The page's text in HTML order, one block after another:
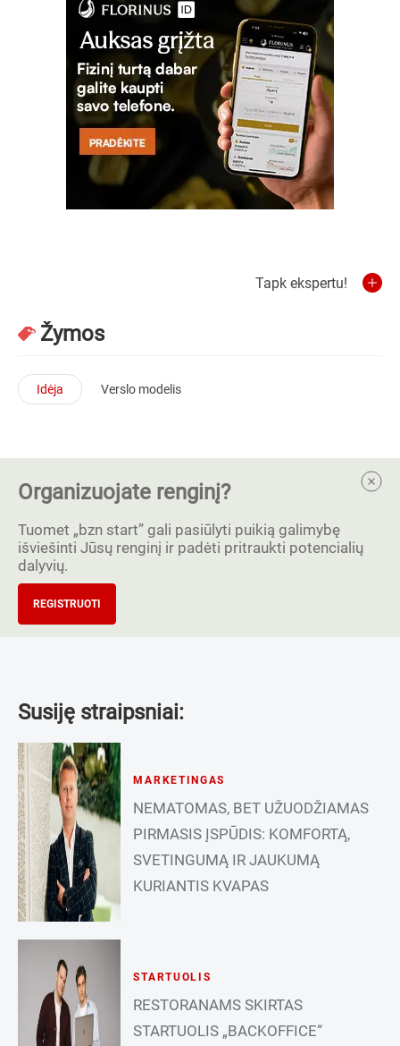
Tapk ekspertu!
Žymos
Idėja Verslo modelis
Organizuojate renginį?
Tuomet „bzn start” gali pasiūlyti puikią galimybę
išviešinti Jūsų renginį ir padėti pritraukti potencialių
dalyvių.
REGISTRUOTI
Susiję straipsniai:
MARKETINGAS
NEMATOMAS, BET UŽUODŽIAMAS
PIRMASIS ĮSPŪDIS: KOMFORTĄ,
SVETINGUMĄ IR JAUKUMĄ
KURIANTIS KVAPAS
STARTUOLIS
RESTORANAMS SKIRTAS
STARTUOLIS „BACKOFFICE“